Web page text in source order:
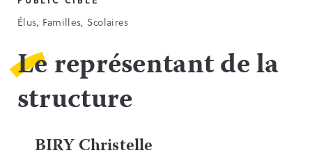
Élus, Familles, Scolaires
Le représentant de la
structure
BIRY Christelle